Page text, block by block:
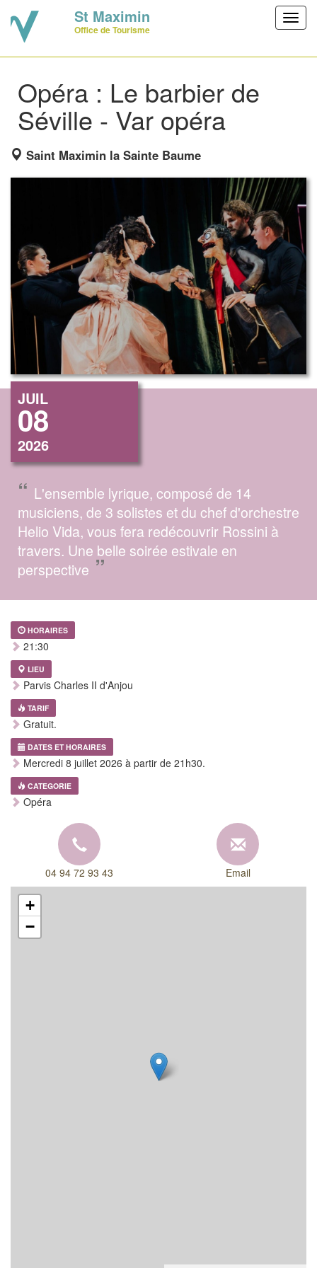
St Maximin
Office de Tourisme
Opéra : Le barbier de
Séville - Var opéra
Saint Maximin la Sainte Baume
JUIL
08
2026
“ L'ensemble lyrique, composé de 14
musiciens, de 3 solistes et du chef d'orchestre
Helio Vida, vous fera redécouvrir Rossini à
travers. Une belle soirée estivale en
perspective ”
HORAIRES
21:30
LIEU
Parvis Charles II d'Anjou
TARIF
Gratuit.
DATES ET HORAIRES
Mercredi 8 juillet 2026 à partir de 21h30.
CATEGORIE
Opéra
04 94 72 93 43 Email
+
−